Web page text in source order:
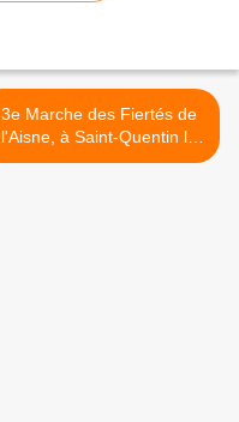
3e Marche des Fiertés de
l'Aisne, à Saint-Quentin le
15 juin 2024 >